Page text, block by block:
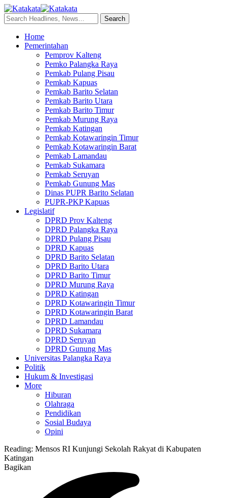
Home
Pemerintahan
Pemprov Kalteng
Pemko Palangka Raya
Pemkab Pulang Pisau
Pemkab Kapuas
Pemkab Barito Selatan
Pemkab Barito Utara
Pemkab Barito Timur
Pemkab Murung Raya
Pemkab Katingan
Pemkab Kotawaringin Timur
Pemkab Kotawaringin Barat
Pemkab Lamandau
Pemkab Sukamara
Pemkab Seruyan
Pemkab Gunung Mas
Dinas PUPR Barito Selatan
PUPR-PKP Kapuas
Legislatif
DPRD Prov Kalteng
DPRD Palangka Raya
DPRD Pulang Pisau
DPRD Kapuas
DPRD Barito Selatan
DPRD Barito Utara
DPRD Barito Timur
DPRD Murung Raya
DPRD Katingan
DPRD Kotawaringin Timur
DPRD Kotawaringin Barat
DPRD Lamandau
DPRD Sukamara
DPRD Seruyan
DPRD Gunung Mas
Universitas Palangka Raya
Politik
Hukum & Investigasi
More
Hiburan
Olahraga
Pendidikan
Sosial Budaya
Opini
Reading: Mensos RI Kunjungi Sekolah Rakyat di Kabupaten
Katingan
Bagikan